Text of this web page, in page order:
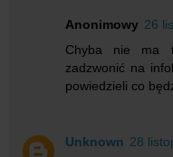
Anonimowy 26
Chyba nie ma
zadzwonić na
powiedzieli co
Unknown 28